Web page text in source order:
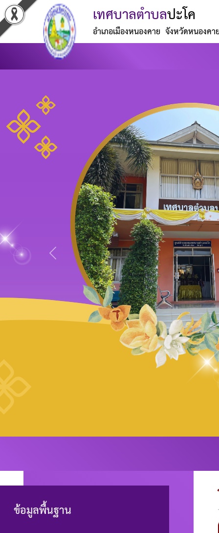
เทศบาลตำบลปะโค
อำเภอเมืองหนองคาย จังหวัดหนองคา
Previous
ข้อมูลพื้นฐาน